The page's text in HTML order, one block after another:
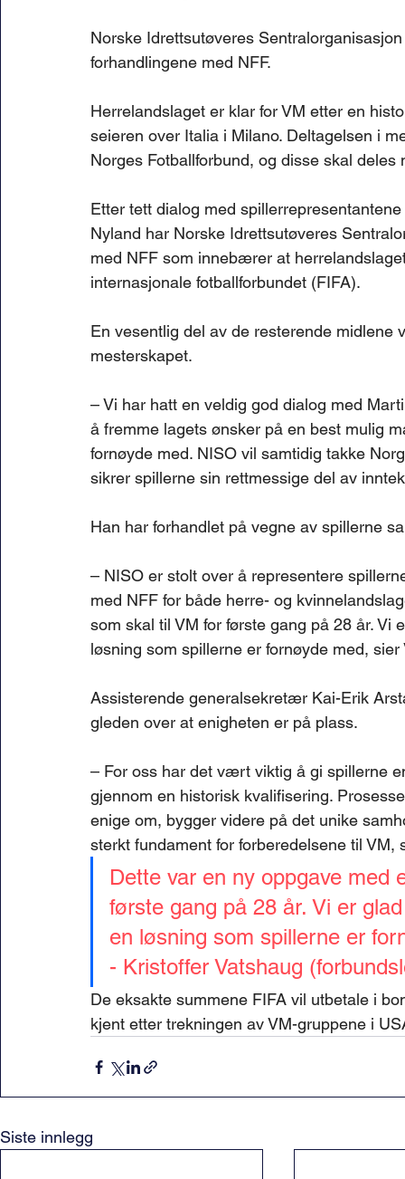
Norske Idrettsutøveres
forhandlingene med NFF.
Herrelandslaget er klar for VM etter en
seieren over Italia i Milano. Deltagelsen i
Norges Fotballforbund, og disse skal deles
Etter tett dialog med
Nyland har Norske Idrettsutøveres
med NFF som innebærer at
internasjonale fotballforbundet (FIFA).
En vesentlig del av de resterende
mesterskapet.
– Vi har hatt en veldig god dialog med
å fremme lagets ønsker på en best mulig
fornøyde med. NISO vil samtidig takke
sikrer spillerne sin rettmessige del av
Han har forhandlet på vegne av spillerne
– NISO er stolt over å representere
med NFF for både herre- og
som skal til VM for første gang på 28 år.
løsning som spillerne er fornøyde med, sier
Assisterende generalsekretær Kai-Erik
gleden over at enigheten er på plass.
– For oss har det vært viktig å gi spillerne
gjennom en historisk kvalifisering.
enige om, bygger videre på det unike
sterkt fundament for forberedelsene til VM,
Dette var en ny oppgave
første gang på 28 år. Vi er
en løsning som spillerne er
- Kristoffer Vatshaug
De eksakte summene FIFA vil utbetale i
kjent etter trekningen av VM-gruppene i
Siste innlegg